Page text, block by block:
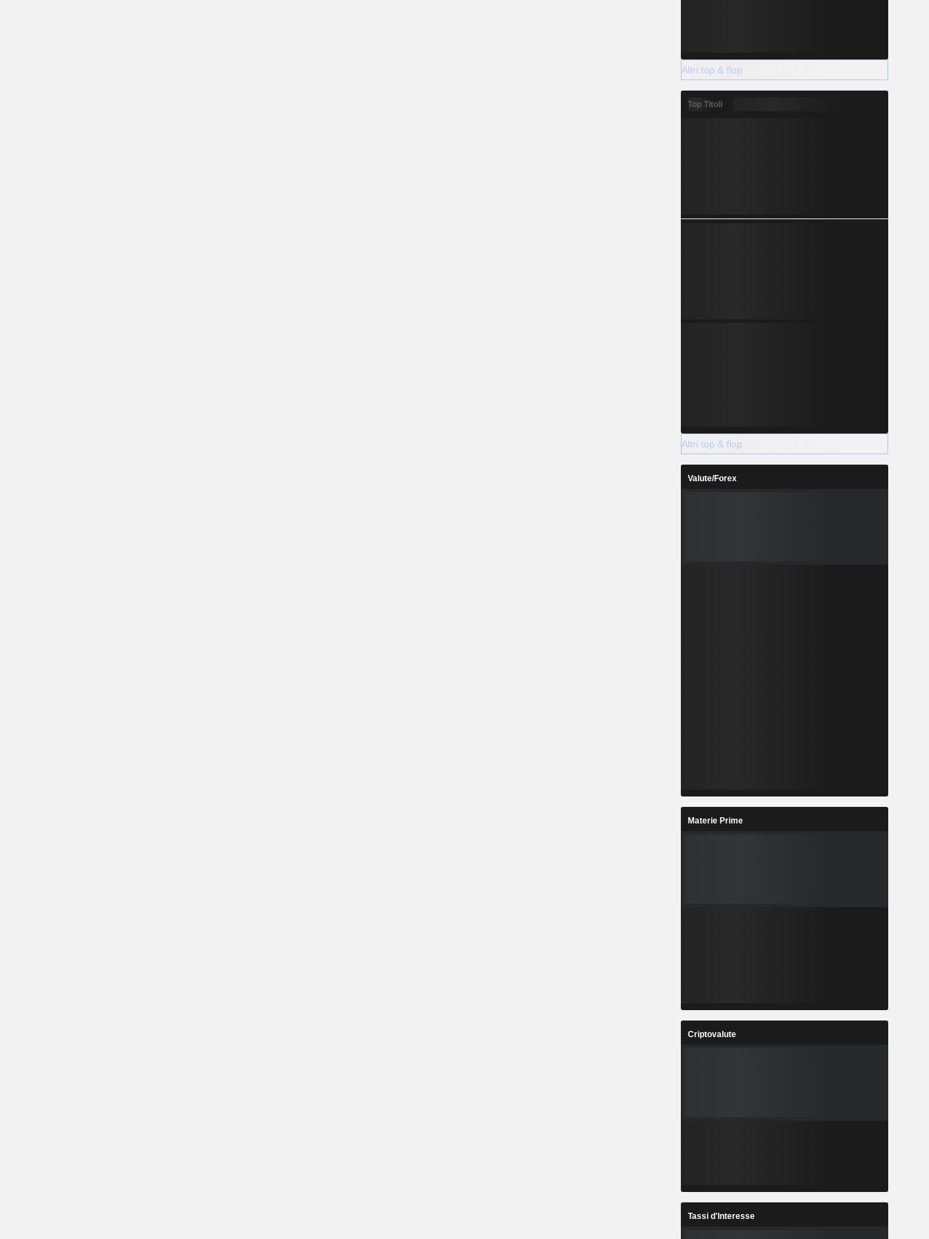
Altri top & flop
Top Titoli
Altri top & flop
Valute/Forex
Materie Prime
Criptovalute
Tassi d'Interesse